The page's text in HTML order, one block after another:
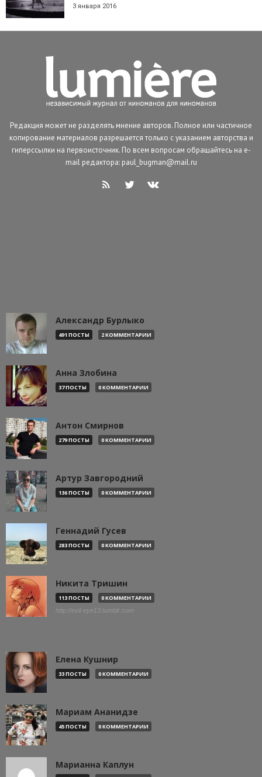
3 января 2016
Редакция может не разделять мнение авторов. Полное или частичное
копирование материалов разрешается только с указанием авторства и
гиперссылки на первоисточник. По всем вопросам обращайтесь на e-
mail редактора: paul_bugman@mail.ru
Александр Бурлыко
491 ПОСТЫ 2 КОММЕНТАРИИ
Анна Злобина
37 ПОСТЫ 0 КОММЕНТАРИИ
Антон Смирнов
279 ПОСТЫ 0 КОММЕНТАРИИ
Артур Завгородний
136 ПОСТЫ 0 КОММЕНТАРИИ
Геннадий Гусев
283 ПОСТЫ 0 КОММЕНТАРИИ
Никита Тришин
113 ПОСТЫ 0 КОММЕНТАРИИ
http://evil-eye13.tumblr.com
Елена Кушнир
33 ПОСТЫ 0 КОММЕНТАРИИ
Мариам Ананидзе
45 ПОСТЫ 0 КОММЕНТАРИИ
Марианна Каплун